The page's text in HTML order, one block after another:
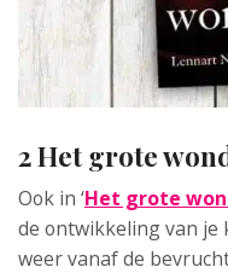
2 Het grote
Ook in ‘Het grote
de ontwikkeling van je
weer vanaf de